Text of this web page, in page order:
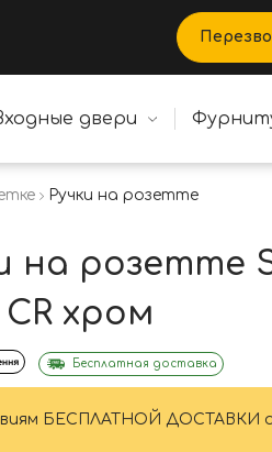
двери
Ручки на розетте SYSTEM
на розетте
CR хром
Бесплатная доставка
БЕСПЛАТНОЙ ДОСТАВКИ